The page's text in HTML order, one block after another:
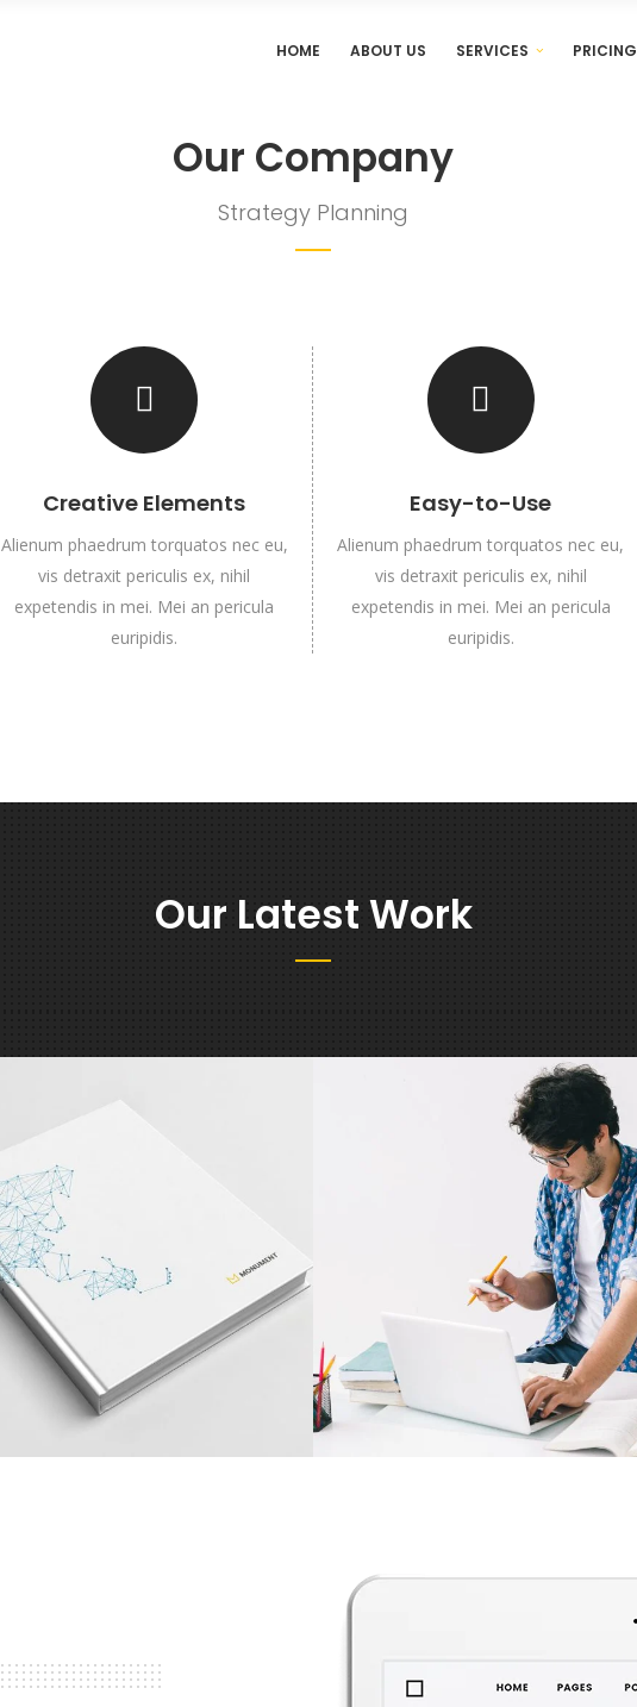
HOME ABOUT US SERVICES PRICING
Our Company
Strategy Planning
Creative Elements
Alienum phaedrum torquatos nec eu,
vis detraxit periculis ex, nihil
expetendis in mei. Mei an pericula
euripidis.
Easy-to-Use
Alienum phaedrum torquatos nec eu,
vis detraxit periculis ex, nihil
expetendis in mei. Mei an pericula
euripidis.
Our Latest Work